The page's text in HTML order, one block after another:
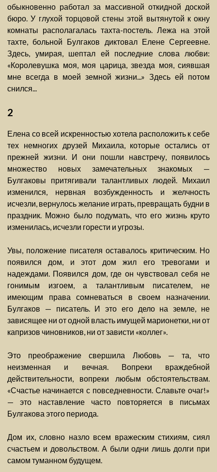
обыкновенно работал за массивной откидной доской
бюро. У глухой торцовой стены этой вытянутой к окну
комнаты располагалась тахта-постель. Лежа на этой
тахте, больной Булгаков диктовал Елене Сергеевне.
Здесь, умирая, шептал ей последние слова любви:
«Королевушка моя, моя царица, звезда моя, сиявшая
мне всегда в моей земной жизни...» Здесь ей потом
снился...
2
Елена со всей искренностью хотела расположить к себе
тех немногих друзей Михаила, которые остались от
прежней жизни. И они пошли навстречу, появилось
множество новых замечательных знакомых —
Булгаковы притягивали талантливых людей. Михаил
изменился, нервная возбужденность и желчность
исчезли, вернулось желание играть, превращать будни в
праздник. Можно было подумать, что его жизнь круто
изменилась, исчезли горести и угрозы.
Увы, положение писателя оставалось критическим. Но
появился дом, и этот дом жил его тревогами и
надеждами. Появился дом, где он чувствовал себя не
гонимым изгоем, а талантливым писателем, не
имеющим права сомневаться в своем назначении.
Булгаков — писатель. И это его дело на земле, не
зависящее ни от одной власть имущей марионетки, ни от
капризов чиновников, ни от зависти «коллег».
Это преображение свершила Любовь — та, что
неизменная и вечная. Вопреки враждебной
действительности, вопреки любым обстоятельствам.
«Счастье начинается с повседневности. Славьте очаг!»
— это наставление часто повторяется в письмах
Булгакова этого периода.
Дом их, словно назло всем вражеским стихиям, сиял
счастьем и довольством. А были одни лишь долги при
самом туманном будущем.